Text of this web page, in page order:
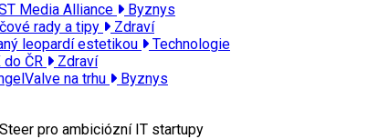
Media Alliance
Byznys
rady a tipy
Zdraví
leopardí estetikou
Technologie
ČR
Zdraví
na trhu
Byznys
pro ambiciózní IT startupy